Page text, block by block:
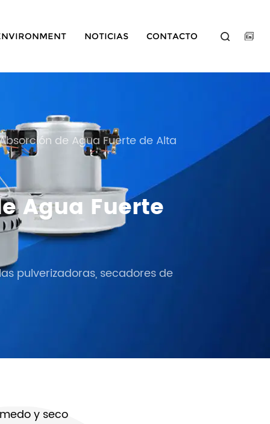
NOTICIAS CONTACTO
de Agua Fuerte de Alta
Agua Fuerte
pulverizadoras, secadores de
y seco